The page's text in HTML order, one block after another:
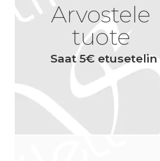
Arvostele
tuote
Saat 5€ etusetelin